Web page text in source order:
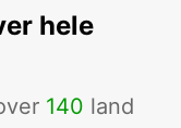
hele
140 land